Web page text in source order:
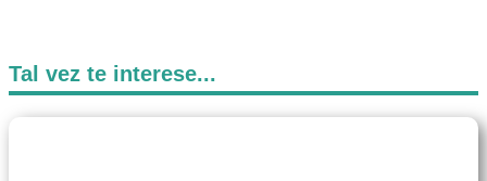
Tal vez te interese...